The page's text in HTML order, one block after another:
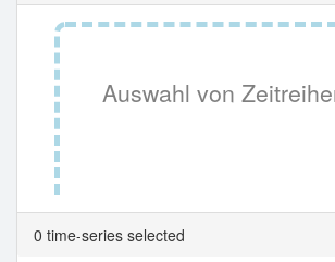
Auswahl von
Tabellenansicht.
0 time-series selected